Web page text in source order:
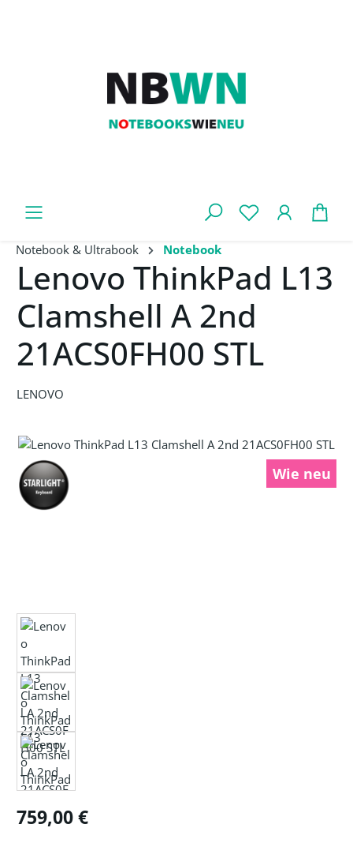
Notebook & Ultrabook Notebook
Lenovo ThinkPad L13
Clamshell A 2nd
21ACS0FH00 STL
LENOVO
Bildergalerie überspringen
Wie neu
Regulärer Preis:
759,00 €